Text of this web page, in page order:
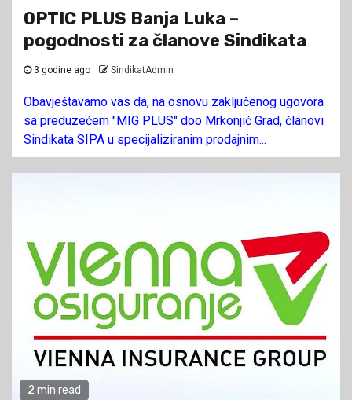
OPTIC PLUS Banja Luka –
pogodnosti za članove Sindikata
3 godine ago SindikatAdmin
Obavještavamo vas da, na osnovu zaključenog ugovora
sa preduzećem "MIG PLUS" doo Mrkonjić Grad, članovi
Sindikata SIPA u specijaliziranim prodajnim...
2 min read